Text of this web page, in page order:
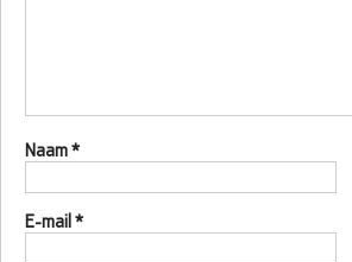
Naam*
E-mail *